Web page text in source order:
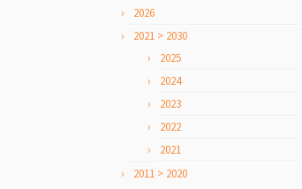
2026
2021 > 2030
2025
2024
2023
2022
2021
2011 > 2020